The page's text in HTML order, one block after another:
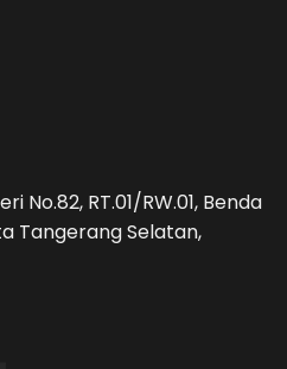
No.82, RT.01/RW.01, Benda
Tangerang Selatan,